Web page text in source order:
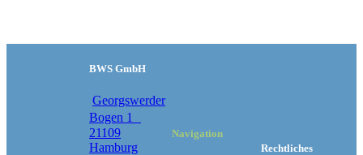
BWS GmbH
Georgswerder
Bogen 1
21109
Hamburg
Navigation
Rechtliches